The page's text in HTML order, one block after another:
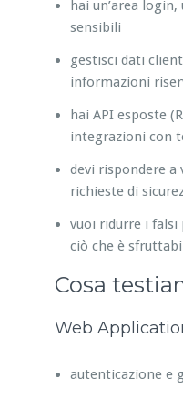
hai un’area
sensibili
gestisci dati
informazioni
hai API esposte
integrazioni con
devi rispondere a
richieste di
vuoi ridurre i
ciò che è
Cosa
Web
autenticazione e